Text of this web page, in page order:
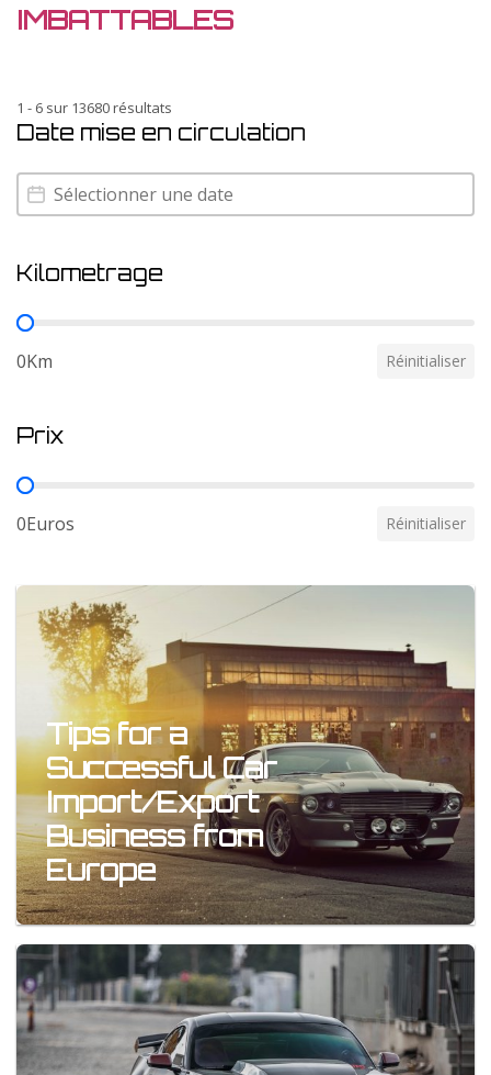
IMBATTABLES
1 - 6 sur 13680 résultats
Date mise en circulation
Date mise en circulation
Date mise en circulation
Kilometrage
Kilometrage
0Km Réinitialiser
Prix
Prix
0Euros Réinitialiser
Tips for a
Successful Car
Import/Export
Business from
Europe